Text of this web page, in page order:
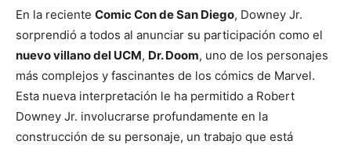
En la reciente Comic Con de San Diego, Downey Jr.
sorprendió a todos al anunciar su participación como el
nuevo villano del UCM, Dr. Doom, uno de los personajes
más complejos y fascinantes de los cómics de Marvel.
Esta nueva interpretación le ha permitido a Robert
Downey Jr. involucrarse profundamente en la
construcción de su personaje, un trabajo que está